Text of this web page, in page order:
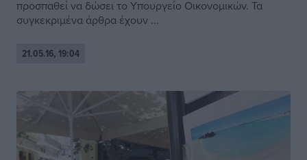
προσπαθεί να δώσει το Υπουργείο Οικονομικών. Τα
συγκεκριμένα άρθρα έχουν ...
21.05.16, 19:04